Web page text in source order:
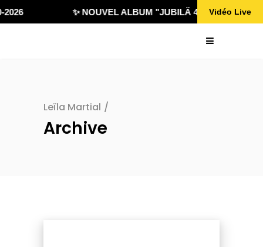
✨ NOUVEL ALBUM "JUBILÄ 432" Vidéo Live
Leïla Martial /
Archive